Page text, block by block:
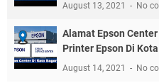
August 13, 2021 No
Alamat Epson
Printer Epson Di
August 14, 2021 No